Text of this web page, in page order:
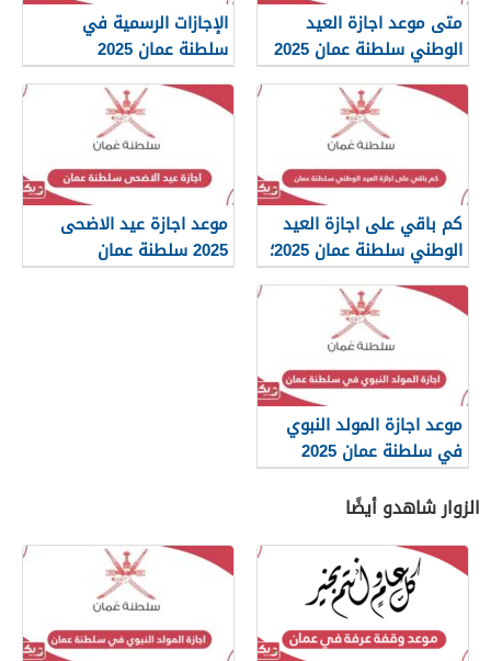
متى موعد اجازة العيد
الوطني سلطنة عمان 2025
الإجازات الرسمية في
سلطنة عمان 2025
كم باقي على اجازة العيد
الوطني سلطنة عمان 2025؛
العد التنازلي
موعد اجازة عيد الاضحى
2025 سلطنة عمان
موعد اجازة المولد النبوي
في سلطنة عمان 2025
الزوار شاهدو أيضًا